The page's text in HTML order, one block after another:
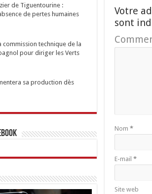
Votre
sont
Nom *
E-mail *
Site web
de Tiguentourine :
de pertes humaines
commission technique de la
pour diriger les Verts
sa production dès